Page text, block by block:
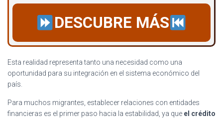
DESCUBRE MÁS
Esta realidad representa tanto una necesidad como una
oportunidad para su integración en el sistema económico del
país.
Para muchos migrantes, establecer relaciones con entidades
financieras es el primer paso hacia la estabilidad, ya que el crédito